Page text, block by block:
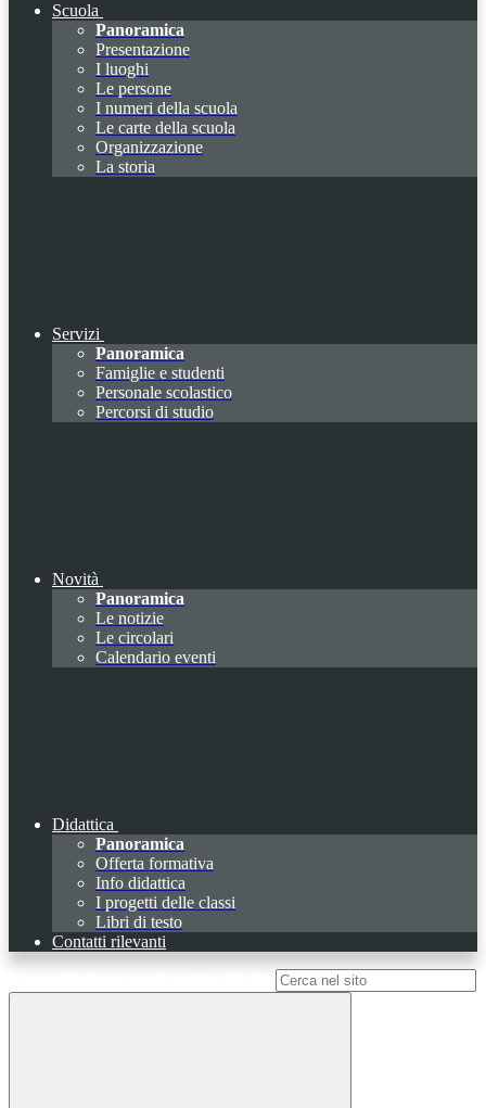
Scuola
Panoramica
Presentazione
I luoghi
Le persone
I numeri della scuola
Le carte della scuola
Organizzazione
La storia
Servizi
Panoramica
Famiglie e studenti
Personale scolastico
Percorsi di studio
Novità
Panoramica
Le notizie
Le circolari
Calendario eventi
Didattica
Panoramica
Offerta formativa
Info didattica
I progetti delle classi
Libri di testo
Contatti rilevanti